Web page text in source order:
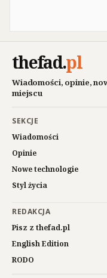
thefad.pl
Wiadomości, opinie,
miejscu
SEKCJE
Wiadomości
Opinie
Nowe technologie
Styl życia
REDAKCJA
Pisz z thefad.pl
English Edition
RODO